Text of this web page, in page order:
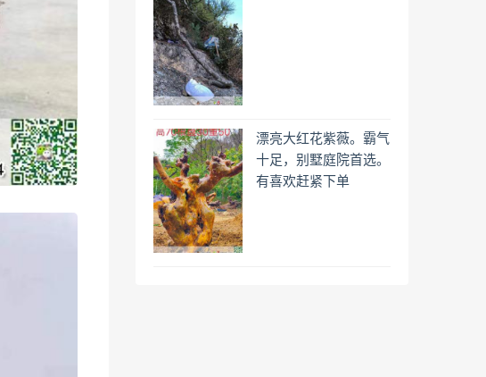
漂亮大红花紫薇。霸气
十足，别墅庭院首选。
有喜欢赶紧下单